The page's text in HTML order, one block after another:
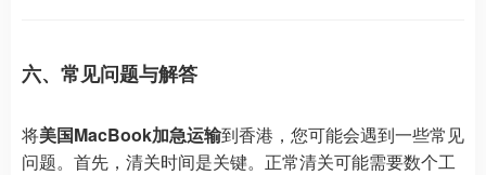
六、常见问题与解答
将美国MacBook加急运输到香港，您可能会遇到一些常见
问题。首先，清关时间是关键。正常清关可能需要数个工